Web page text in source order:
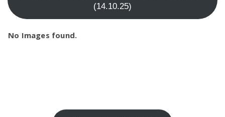
(14.10.25)
No Images found.